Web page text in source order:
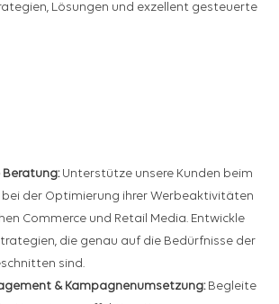
Lösungen und exzellent gesteuerte
Unterstütze unsere Kunden beim
der Optimierung ihrer Werbeaktivitäten
Commerce und Retail Media. Entwickle
die genau auf die Bedürfnisse der
sind.
& Kampagnenumsetzung:Begleite